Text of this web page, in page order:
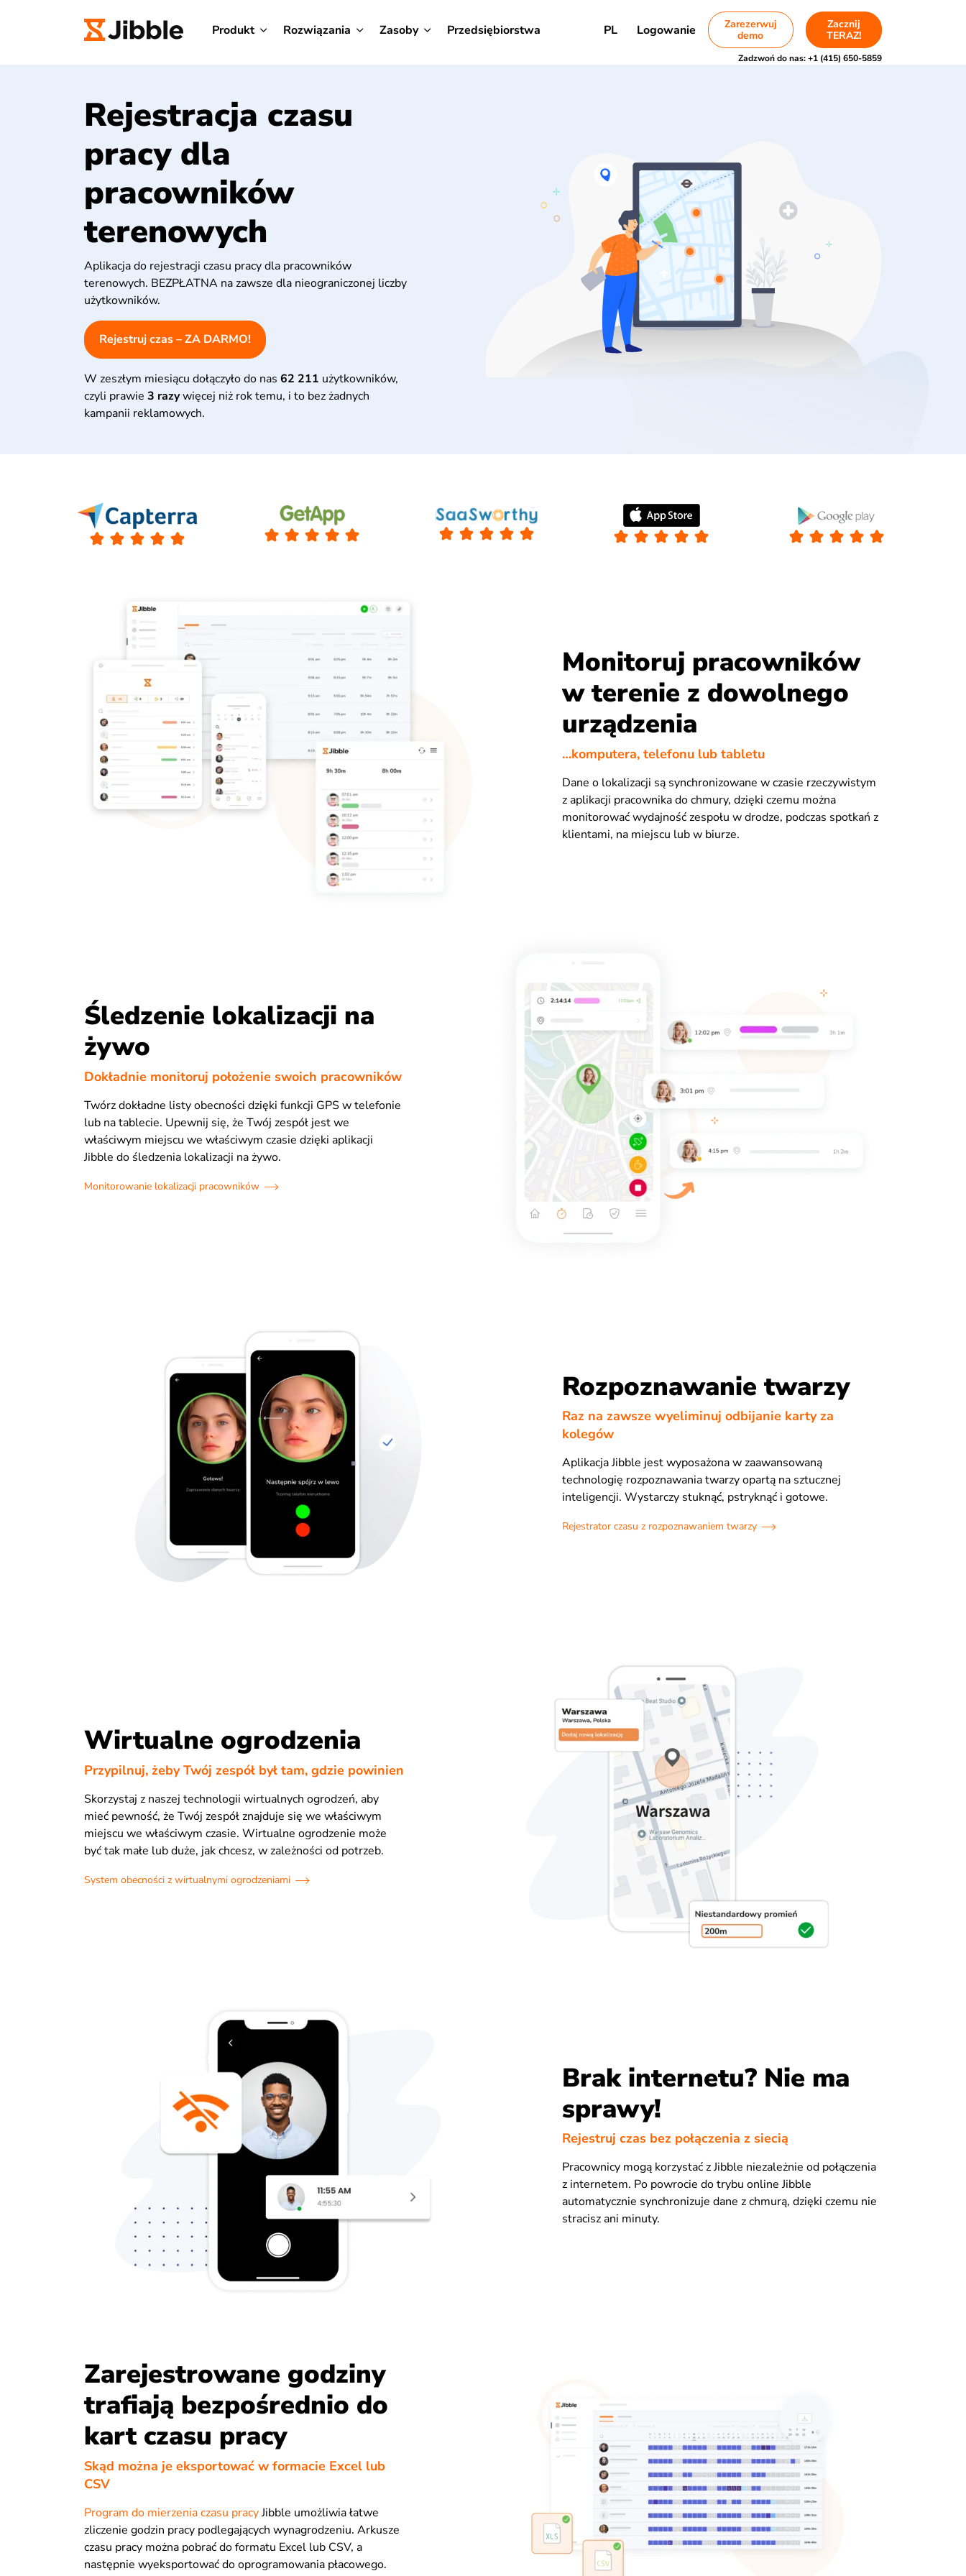
Produkt Rozwiązania Zasoby Przedsiębiorstwa PL Logowanie
Zarezerwuj
demo
Zacznij
TERAZ!
Zadzwoń do nas:+1 (415) 650-5859
Rejestracja czasu
pracy dla
pracowników
terenowych
Aplikacja do rejestracji czasu pracy dla pracowników
terenowych. BEZPŁATNA na zawsze dla nieograniczonej liczby
użytkowników.
Rejestruj czas – ZA DARMO!
W zeszłym miesiącu dołączyło do nas 62 211 użytkowników,
czyli prawie 3 razywięcej niż rok temu, i to bez żadnych
kampanii reklamowych.
Monitoruj pracowników
w terenie z dowolnego
urządzenia
…komputera, telefonu lub tabletu
Dane o lokalizacji są synchronizowane w czasie rzeczywistym
z aplikacji pracownika do chmury, dzięki czemu można
monitorować wydajność zespołu w drodze, podczas spotkań z
klientami, na miejscu lub w biurze.
Śledzenie lokalizacji na
żywo
Dokładnie monitoruj położenie swoich pracowników
Twórz dokładne listy obecności dzięki funkcji GPS w telefonie
lub na tablecie. Upewnij się, że Twój zespół jest we
właściwym miejscu we właściwym czasie dzięki aplikacji
Jibble do śledzenia lokalizacji na żywo.
Monitorowanie lokalizacji pracowników
Rozpoznawanie twarzy
Raz na zawsze wyeliminuj odbijanie karty za
kolegów
Aplikacja Jibble jest wyposażona w zaawansowaną
technologię rozpoznawania twarzy opartą na sztucznej
inteligencji. Wystarczy stuknąć, pstryknąć i gotowe.
Rejestrator czasu z rozpoznawaniem twarzy
Wirtualne ogrodzenia
Przypilnuj, żeby Twój zespół był tam, gdzie powinien
Skorzystaj z naszej technologii wirtualnych ogrodzeń, aby
mieć pewność, że Twój zespół znajduje się we właściwym
miejscu we właściwym czasie. Wirtualne ogrodzenie może
być tak małe lub duże, jak chcesz, w zależności od potrzeb.
System obecności z wirtualnymi ogrodzeniami
Brak internetu? Nie ma
sprawy!
Rejestruj czas bez połączenia z siecią
Pracownicy mogą korzystać z Jibble niezależnie od połączenia
z internetem. Po powrocie do trybu online Jibble
automatycznie synchronizuje dane z chmurą, dzięki czemu nie
stracisz ani minuty.
Zarejestrowane godziny
trafiają bezpośrednio do
kart czasu pracy
Skąd można je eksportować w formacie Excel lub
CSV
Program do mierzenia czasu pracyJibble umożliwia łatwe
zliczenie godzin pracy podlegających wynagrodzeniu. Arkusze
czasu pracy można pobrać do formatu Excel lub CSV, a
następnie wyeksportować do oprogramowania płacowego.